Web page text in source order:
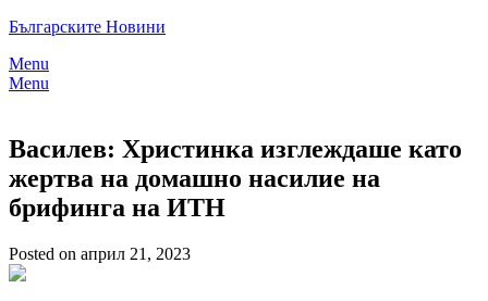
Skip
content
Българските Новини
Menu
Menu
Василев: Христинка изглеждаше като
жертва на домашно насилие на
брифинга на ИТН
Posted on април 21, 2023